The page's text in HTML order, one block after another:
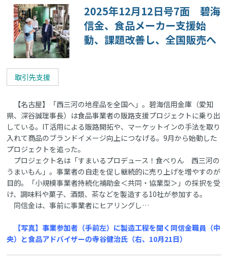
2025年12月12日号7面 碧海
信金、食品メーカー支援始
動、課題改善し、全国販売へ
取引先支援
【名古屋】「西三河の地産品を全国へ」。碧海信用金庫（愛知
県、深谷誠理事長）は食品事業者の販路支援プロジェクトに乗り出
している。IT活用による販路開拓や、マーケットインの手法を取り
入れて商品のブランドイメージ向上につなげる。9月から始動した
プロジェクトを追った。
プロジェクト名は「すまいるプロデュース！食べりん 西三河の
うまいもん」。事業者の自走を促し継続的に売り上げを増やすのが
目的。「小規模事業者持続化補助金＜共同・協業型＞」の採択を受
け、調味料や菓子、酒類、茶などを製造する10社が参加する。
同信金は、事前に事業者にヒアリングし…
【写真】事業参加者（手前左）に製造工程を聞く同信金職員（中
央）と食品アドバイザーの寺谷健治氏（右、10月21日）